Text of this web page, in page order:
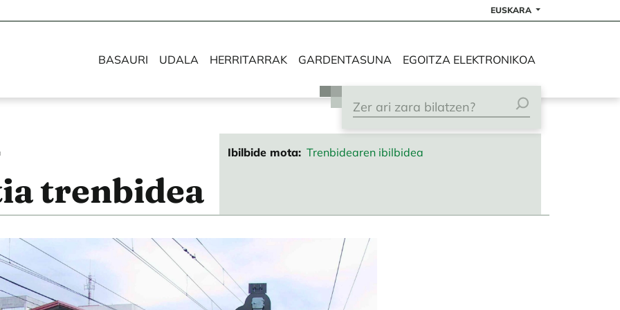
EUSKARA
BASAURI UDALA HERRITARRAK GARDENTASUNA EGOITZA ELEKTRONIKOA
trenbidea
Ibilbide mota Trenbidearen ibilbidea